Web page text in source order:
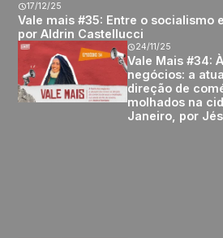
17/12/25
Vale mais #35: Entre o socialismo
por Aldrin Castellucci
24/11/25
Vale Mais #34:
negócios: a
direção de
molhados na
Janeiro, por